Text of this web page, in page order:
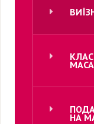
НА